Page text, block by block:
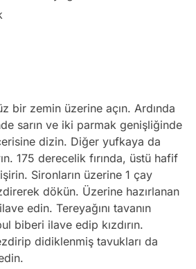
bir zemin üzerine açın. Ardında
sarın ve iki parmak genişliğinde
dizin. Diğer yufkaya da
175 derecelik fırında, üstü hafif
Sironların üzerine 1 çay
dökün. Üzerine hazırlanan
edin. Tereyağını tavanın
biberi ilave edip kızdırın.
didiklenmiş tavukları da